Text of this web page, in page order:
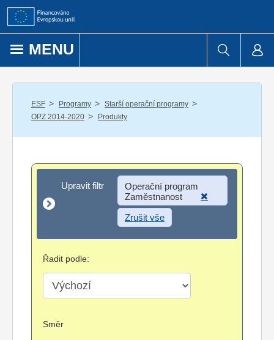
Přejít k obsahu
MENU
ESF / Programy / Starší operační programy /
OPZ 2014-2020 / Produkty
Upravit filtr
Upravit filtr
Operační program
Zaměstnanost
Zrušit vše
Řadit podle:
Směr